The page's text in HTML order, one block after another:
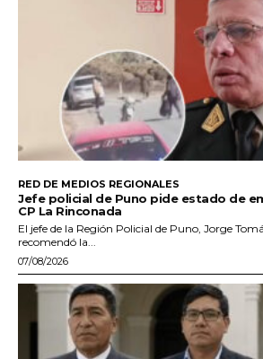
RED DE MEDIOS REGIONALES
Jefe policial de Puno pide estado de
CP La Rinconada
El jefe de la Región Policial de Puno, Jorge
recomendó la...
07/08/2026